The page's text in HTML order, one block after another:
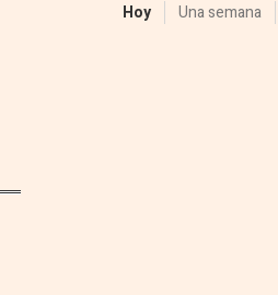
Hoy Una semana